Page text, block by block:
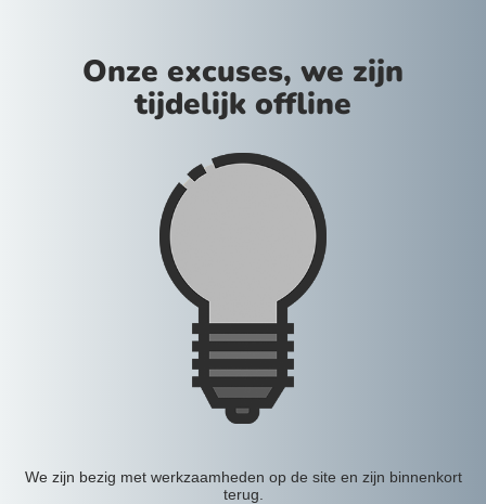
Onze excuses, we zijn
tijdelijk offline
We zijn bezig met werkzaamheden op de site en zijn binnenkort
terug.